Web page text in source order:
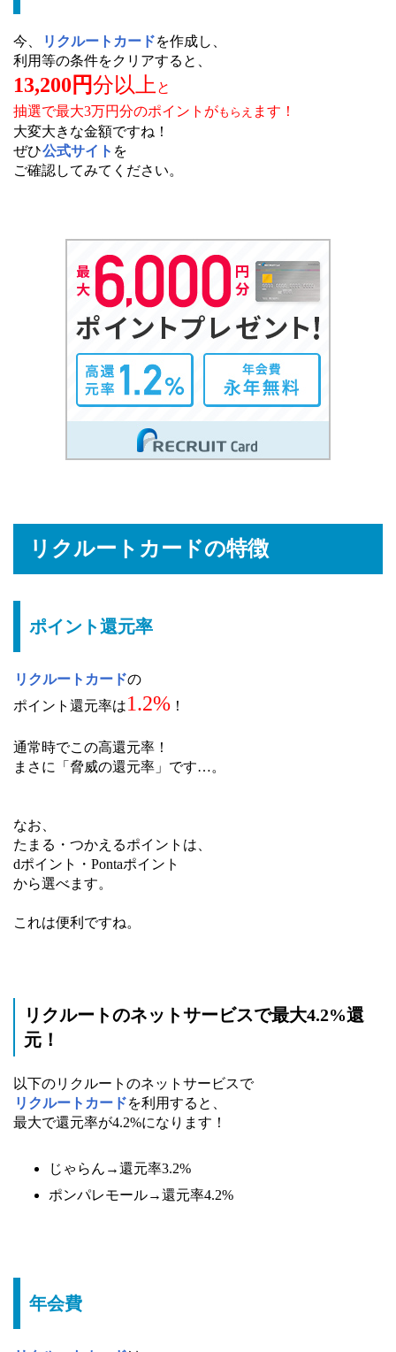
今、 リクルートカードを作成し、
利用等の条件をクリアすると、
13,200円分以上と
抽選で最大3万円分のポイントがもらえ ます！
大変大きな金額ですね！
ぜひ公式サイト を
ご確認してみてください。
リクルートカードの特徴
ポイント還元率
リクルートカードの
ポイント還元率は1.2% ！
通常時でこの高還元率！
まさに「脅威の還元率」です…。
なお、
たまる・つかえるポイントは、
dポイント・Pontaポイント
から選べます。
これは便利ですね。
リクルートのネットサービスで最大4.2%還
元！
以下のリクルートのネットサービスで
リクルートカードを利用すると、
最大で還元率が4.2%になります！
じゃらん→還元率3.2%
ポンパレモール→還元率4.2%
年会費